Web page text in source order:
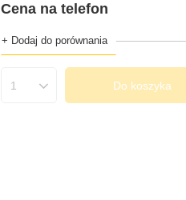
Cena na telefon
+ Dodaj do porównania
Ilość produktów Do koszyka